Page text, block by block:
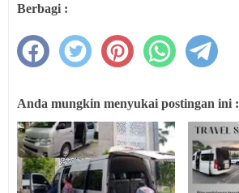
Berbagi :
Anda mungkin menyukai postingan ini :